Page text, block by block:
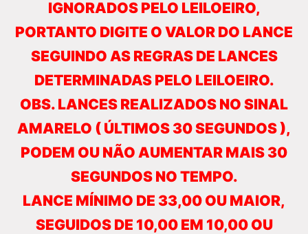
IGNORADOS PELO LEILOEIRO,
PORTANTO DIGITE O VALOR DO LANCE
SEGUINDO AS REGRAS DE LANCES
DETERMINADAS PELO LEILOEIRO.
OBS. LANCES REALIZADOS NO SINAL
AMARELO ( ÚLTIMOS 30 SEGUNDOS ),
PODEM OU NÃO AUMENTAR MAIS 30
SEGUNDOS NO TEMPO.
LANCE MÍNIMO DE 33,00 OU MAIOR,
SEGUIDOS DE 10,00 EM 10,00 OU